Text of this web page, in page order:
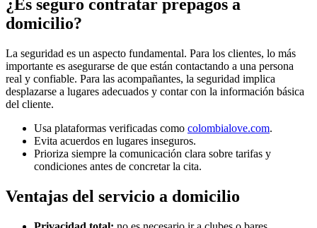
¿Es seguro contratar prepagos a
domicilio?
La seguridad es un aspecto fundamental. Para los clientes, lo más
importante es asegurarse de que están contactando a una persona
real y confiable. Para las acompañantes, la seguridad implica
desplazarse a lugares adecuados y contar con la información básica
del cliente.
Usa plataformas verificadas como colombialove.com.
Evita acuerdos en lugares inseguros.
Prioriza siempre la comunicación clara sobre tarifas y
condiciones antes de concretar la cita.
Ventajas del servicio a domicilio